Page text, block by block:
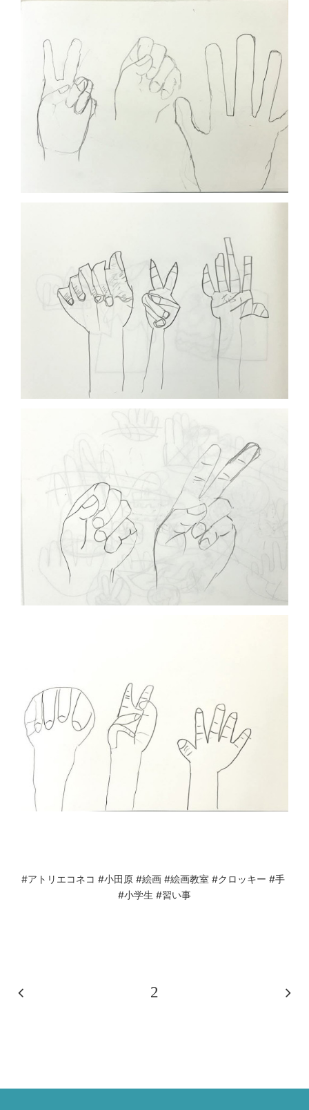
#アトリエコネコ #小田原 #絵画 #絵画教室 #クロッキー #手
#小学生 #習い事
2